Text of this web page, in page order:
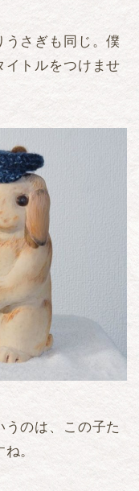
さぎも同じ。僕
イトルをつけませ
のは、この子た
。